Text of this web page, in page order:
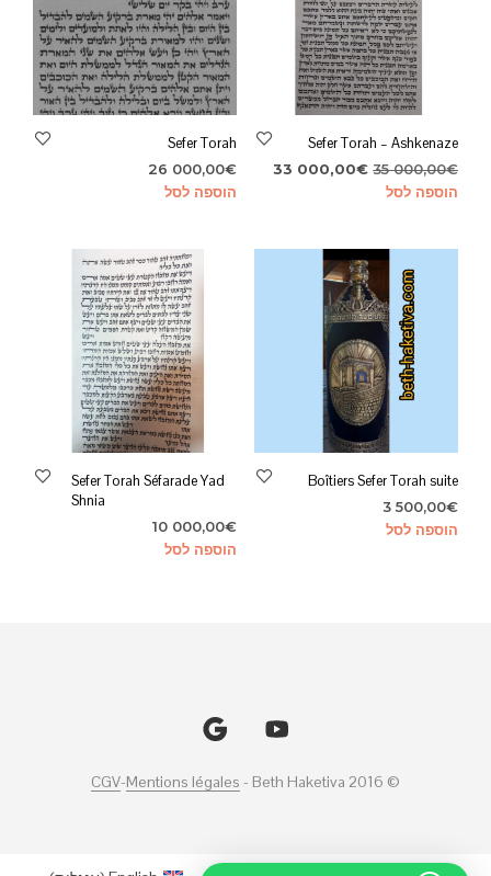
Sefer Torah – Ashkenaze
35 000,00€
המחיר
000,00€.
33 000,00€
המחיר
הנוכחי
000,00€.
הוספה לסל
Sefer Torah
26 000,00€
הוספה לסל
Boîtiers Sefer Torah suite
3 500,00€
הוספה לסל
Sefer Torah Séfarade Yad
Shnia
10 000,00€
הוספה לסל
© Beth Haketiva 2016 -
Mentions légales
-
CGV